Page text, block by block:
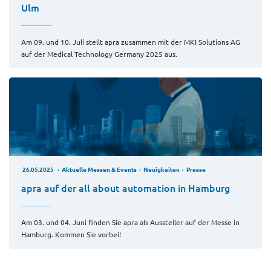
Ulm
Am 09. und 10. Juli stellt apra zusammen mit der MKI Solutions AG
auf der Medical Technology Germany 2025 aus.
26.05.2025 Aktuelle Messen & Events Neuigkeiten Presse
apra auf der all about automation in Hamburg
Am 03. und 04. Juni finden Sie apra als Aussteller auf der Messe in
Hamburg. Kommen Sie vorbei!